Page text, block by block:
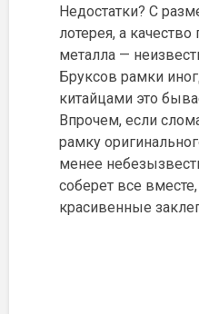
Недостатки? С
лотерея, а
металла —
Бруксов рамки
китайцами это
Впрочем, если
рамку
менее
соберет все
красивенные